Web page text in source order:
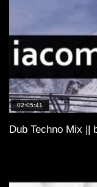
02:05:41
Dub Techno Mix ||